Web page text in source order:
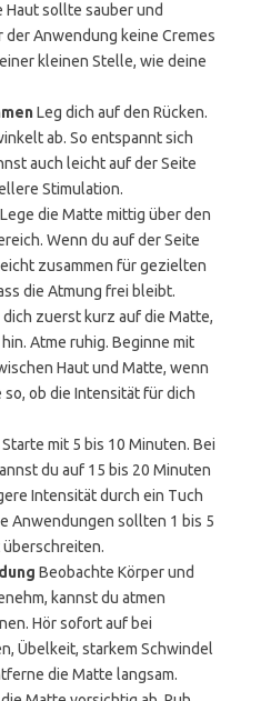
Haut sollte sauber und
der Anwendung keine Cremes
kleinen Stelle, wie deine
Leg dich auf den Rücken.
ab. So entspannt sich
auch leicht auf der Seite
Stimulation.
Lege die Matte mittig über den
Wenn du auf der Seite
zusammen für gezielten
die Atmung frei bleibt.
zuerst kurz auf die Matte,
Atme ruhig. Beginne mit
Haut und Matte, wenn
ob die Intensität für dich
Starte mit 5 bis 10 Minuten. Bei
du auf 15 bis 20 Minuten
Intensität durch ein Tuch
Anwendungen sollten 1 bis 5
Beobachte Körper und
kannst du atmen
Hör sofort auf bei
Übelkeit, starkem Schwindel
die Matte langsam.